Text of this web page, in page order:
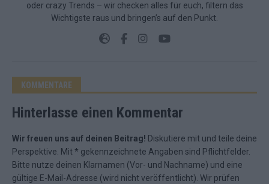
oder crazy Trends – wir checken alles für euch, filtern das
Wichtigste raus und bringen’s auf den Punkt.
KOMMENTARE
Hinterlasse einen Kommentar
Wir freuen uns auf deinen Beitrag! Diskutiere mit und teile deine
Perspektive. Mit * gekennzeichnete Angaben sind Pflichtfelder.
Bitte nutze deinen Klarnamen (Vor- und Nachname) und eine
gültige E-Mail-Adresse (wird nicht veröffentlicht). Wir prüfen